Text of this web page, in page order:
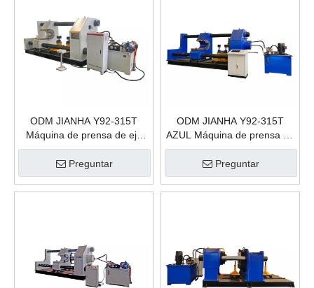
ODM JIANHA Y92-315T
Máquina de prensa de eje
giratorio Tren Desmontaje y
montaje de ruedas de
ferrocarril Prensa hidráulica
Plantas de fabricación
Preguntar
ODM JIANHA Y92-315T
AZUL Máquina de prensa de
eje giratorio Tren
Desmontaje y montaje de
ruedas de ferrocarril Prensa
hidráulica Plantas de
Preguntar